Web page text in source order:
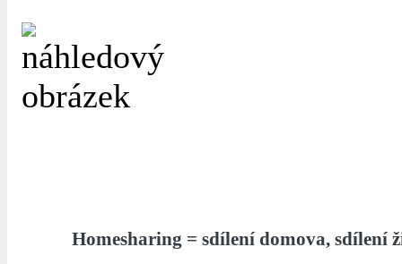
Homesharing = sdílení domova, sdílení